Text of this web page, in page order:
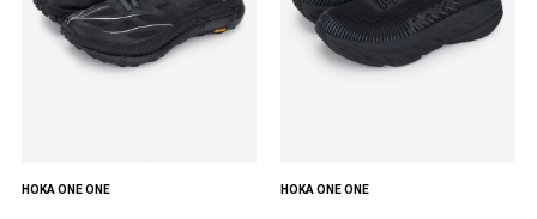
HOKA ONE ONE HOKA ONE ONE